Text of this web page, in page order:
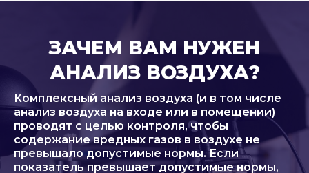
ЗАЧЕМ ВАМ НУЖЕН
АНАЛИЗ ВОЗДУХА?
Комплексный анализ воздуха (и в том числе
анализ воздуха на входе или в помещении)
проводят с целью контроля, чтобы
содержание вредных газов в воздухе не
превышало допустимые нормы. Если
показатель превышает допустимые нормы,